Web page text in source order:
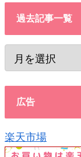
過去記事一覧
広告
楽天市場